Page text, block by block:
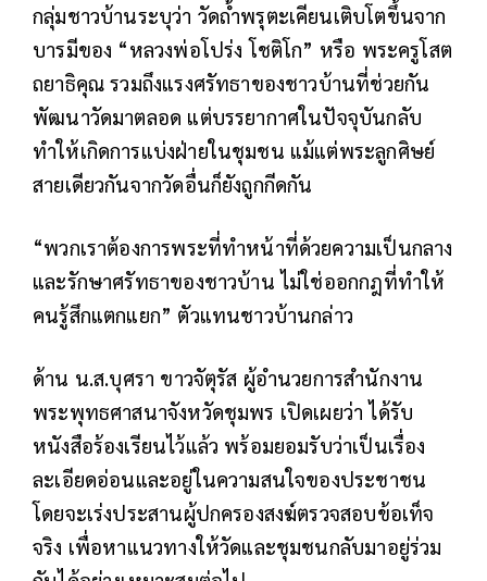
กลุ่มชาวบ้านระบุว่า วัดถ้ำพรุตะเคียนเติบโตขึ้นจาก
บารมีของ “หลวงพ่อโปร่ง โชติโก” หรือ พระครูโสต
ถยาธิคุณ รวมถึงแรงศรัทธาของชาวบ้านที่ช่วยกัน
พัฒนาวัดมาตลอด แต่บรรยากาศในปัจจุบันกลับ
ทำให้เกิดการแบ่งฝ่ายในชุมชน แม้แต่พระลูกศิษย์
สายเดียวกันจากวัดอื่นก็ยังถูกกีดกัน
“พวกเราต้องการพระที่ทำหน้าที่ด้วยความเป็นกลาง
และรักษาศรัทธาของชาวบ้าน ไม่ใช่ออกกฎที่ทำให้
คนรู้สึกแตกแยก” ตัวแทนชาวบ้านกล่าว
ด้าน น.ส.บุศรา ขาวจัตุรัส ผู้อำนวยการสำนักงาน
พระพุทธศาสนาจังหวัดชุมพร เปิดเผยว่า ได้รับ
หนังสือร้องเรียนไว้แล้ว พร้อมยอมรับว่าเป็นเรื่อง
ละเอียดอ่อนและอยู่ในความสนใจของประชาชน
โดยจะเร่งประสานผู้ปกครองสงฆ์ตรวจสอบข้อเท็จ
จริง เพื่อหาแนวทางให้วัดและชุมชนกลับมาอยู่ร่วม